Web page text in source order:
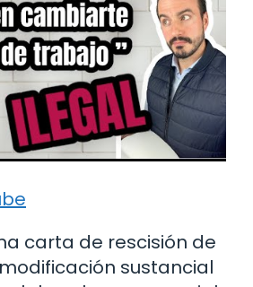
carta de rescisión de
sustancial